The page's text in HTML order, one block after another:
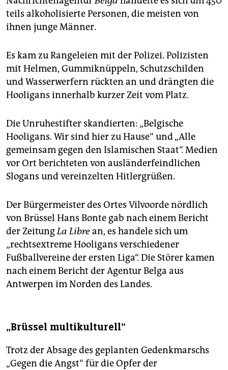
epaper login
teils alkoholisierte Personen, die meisten von
ihnen junge Männer.
Es kam zu Rangeleien mit der Polizei. Polizisten
mit Helmen, Gummiknüppeln, Schutzschilden
und Wasserwerfern rückten an und drängten die
Hooligans innerhalb kurzer Zeit vom Platz.
Die Unruhestifter skandierten: „Belgische
Hooligans. Wir sind hier zu Hause“ und „Alle
gemeinsam gegen den Islamischen Staat“. Medien
vor Ort berichteten von ausländerfeindlichen
Slogans und vereinzelten Hitlergrüßen.
Der Bürgermeister des Ortes Vilvoorde nördlich
von Brüssel Hans Bonte gab nach einem Bericht
der ZeitungLa Librean, es handele sich um
„rechtsextreme Hooligans verschiedener
Fußballvereine der ersten Liga“. Die Störer kamen
nach einem Bericht der Agentur Belga aus
Antwerpen im Norden des Landes.
„Brüssel multikulturell“
Trotz der Absage des geplanten Gedenkmarschs
„Gegen die Angst“ für die Opfer der